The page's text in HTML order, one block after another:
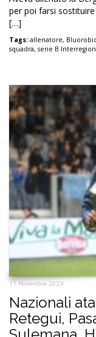
per poi farsi sostituire
[…]
Tags: allenatore,
squadra, serie B
11 Novembre 2024
Nazionali
Retegui,